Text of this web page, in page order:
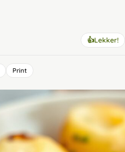
👍Lekker!
Print